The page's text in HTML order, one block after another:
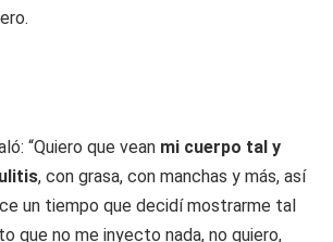
“Quiero que vean mi cuerpo tal y
, con grasa, con manchas y más, así
un tiempo que decidí mostrarme tal
que no me inyecto nada, no quiero,